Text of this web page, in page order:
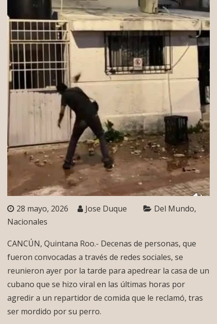
28 mayo, 2026 Jose Duque
Del Mundo
Nacionales
CANCÚN, Quintana Roo.- Decenas de personas, que
fueron convocadas a través de redes sociales, se
reunieron ayer por la tarde para apedrear la casa de un
cubano que se hizo viral en las últimas horas por
agredir a un repartidor de comida que le reclamó, tras
ser mordido por su perro.